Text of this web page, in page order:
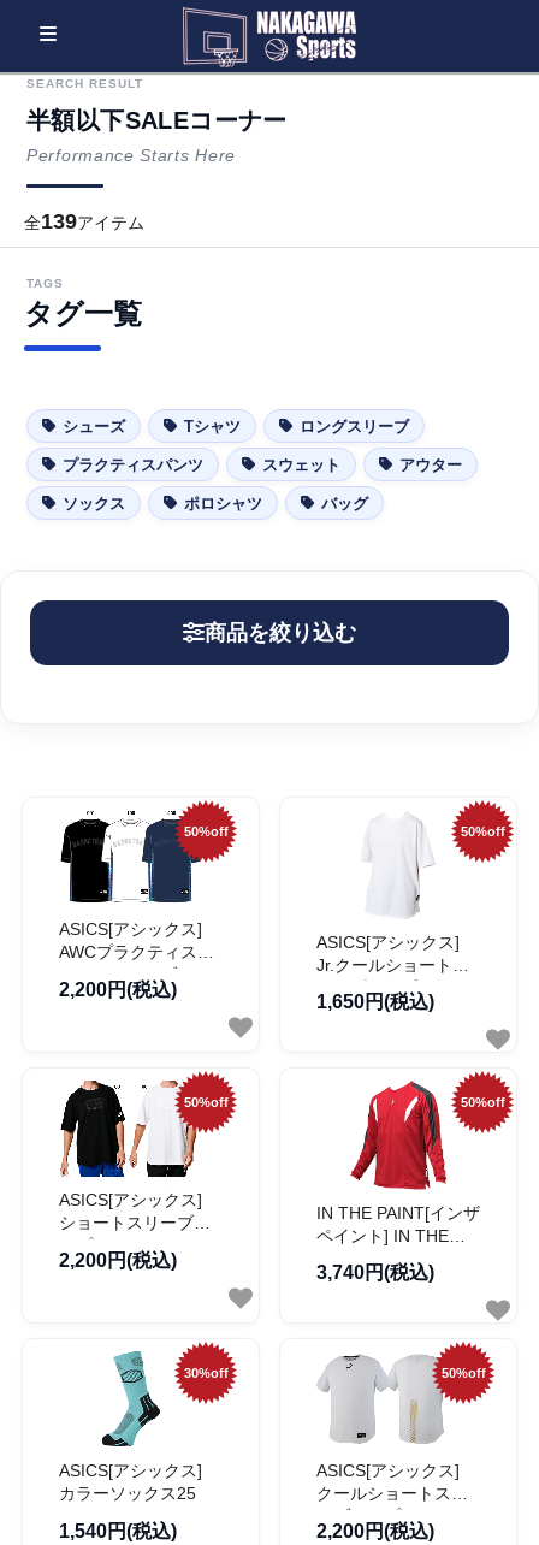
SEARCH RESULT
半額以下SALEコーナー
Performance Starts Here
全139アイテム
TAGS
タグ一覧
シューズ Tシャツ ロングスリーブ
プラクティスパンツ スウェット アウター
ソックス ポロシャツ バッグ
商品を絞り込む
50%off
ASICS[アシックス]
AWCプラクティスシ
ョートスリーブトッ
プ
2,200円(税込)
50%off
ASICS[アシックス]
Jr.クールショートス
リーブトップ
【2064A018】
1,650円(税込)
50%off
ASICS[アシックス]
ショートスリーブト
ップ
2,200円(税込)
50%off
IN THE PAINT[インザ
ペイント] IN THE
PAINT PANEL LONG
SLEEVE SHIRTS / イ
3,740円(税込)
30%off
ASICS[アシックス]
カラーソックス25
1,540円(税込)
50%off
ASICS[アシックス]
クールショートスリ
ーブトップ
2,200円(税込)